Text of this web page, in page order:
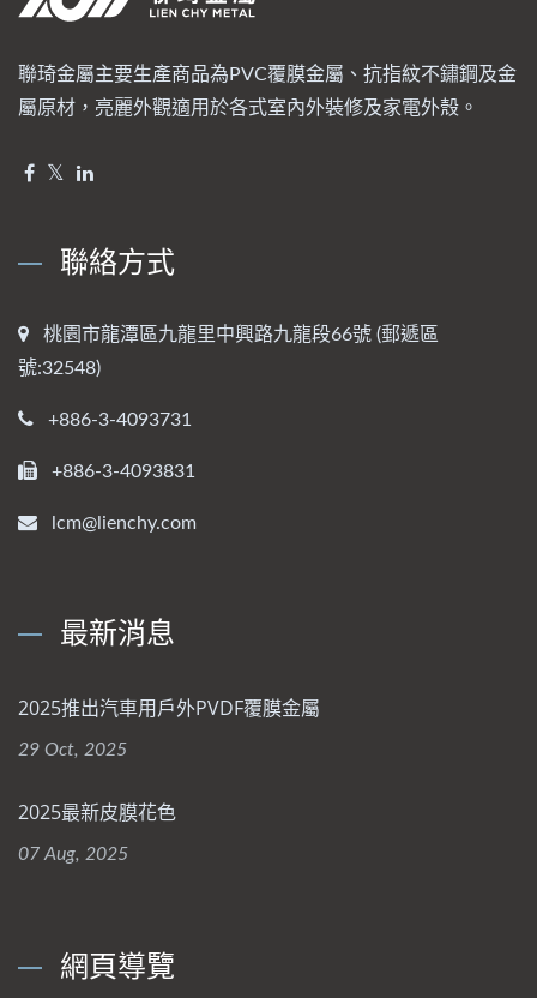
聯琦金屬主要生產商品為PVC覆膜金屬、抗指紋不鏽鋼及金
屬原材，亮麗外觀適用於各式室內外裝修及家電外殼。
聯絡方式
桃園市龍潭區九龍里中興路九龍段66號 (郵遞區
號:32548)
+886-3-4093731
+886-3-4093831
lcm@lienchy.com
最新消息
2025推出汽車用戶外PVDF覆膜金屬
29 Oct, 2025
2025最新皮膜花色
07 Aug, 2025
網頁導覽